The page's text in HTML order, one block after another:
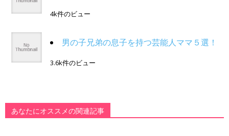
4k件のビュー
男の子兄弟の息子を持つ芸能人ママ５選！
3.6k件のビュー
あなたにオススメの関連記事